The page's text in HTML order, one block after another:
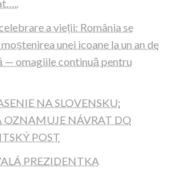
a vieții: România se
unei icoane la un an de
— omagiile continuă pentru
NA SLOVENSKU:
NÁVRAT DO
POST
PREZIDENTKA